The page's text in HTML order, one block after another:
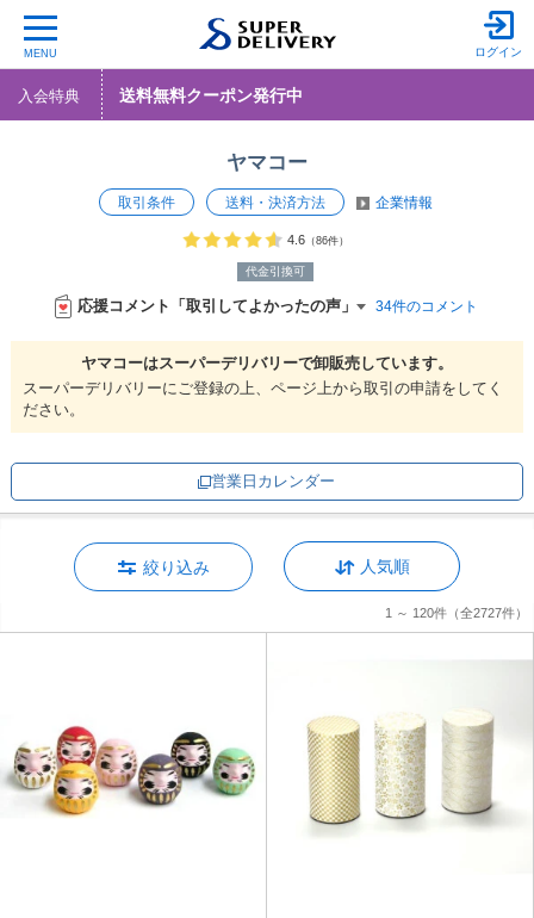
MENU ログイン
入会特典 送料無料クーポン発行中
ヤマコー
取引条件 送料・決済方法 企業情報
代金引換可
4.6 （86件）
応援コメント「取引してよかったの声」 34件のコメント
ヤマコーはスーパーデリバリーで卸販売しています。
スーパーデリバリーにご登録の上、ページ上から取引の申請をしてく
ださい。
営業日カレンダー
絞り込み 人気順
1 ～ 120件 （全2727件）